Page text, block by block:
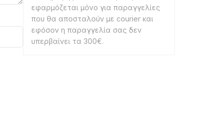
εφαρμόζεται μόνο για παραγγελίες
που θα αποσταλούν με courier και
εφόσον η παραγγελία σας δεν
υπερβαίνει τα 300€.